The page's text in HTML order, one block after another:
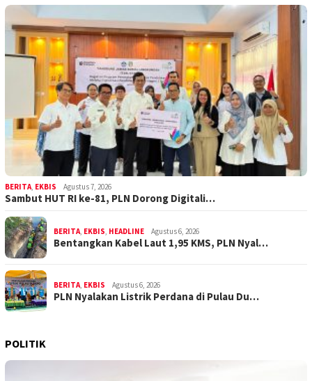
BERITA, EKBIS Agustus 7, 2026
Sambut HUT RI ke-81, PLN Dorong Digitali…
BERITA, EKBIS, HEADLINE Agustus 6, 2026
Bentangkan Kabel Laut 1,95 KMS, PLN Nyal…
BERITA, EKBIS Agustus 6, 2026
PLN Nyalakan Listrik Perdana di Pulau Du…
POLITIK